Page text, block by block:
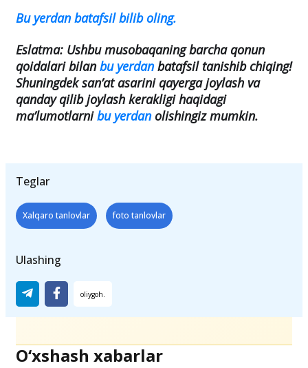
Bu yerdan batafsil bilib oling.
Eslatma: Ushbu musobaqaning barcha qonun
qoidalari bilanbu yerdanbatafsil tanishib chiqing!
Shuningdek san’at asarini qayerga joylash va
qanday qilib joylash kerakligi haqidagi
ma’lumotlarnibu yerdan olishingiz mumkin.
Teglar
Xalqaro tanlovlar foto tanlovlar
Ulashing
O‘xshash xabarlar